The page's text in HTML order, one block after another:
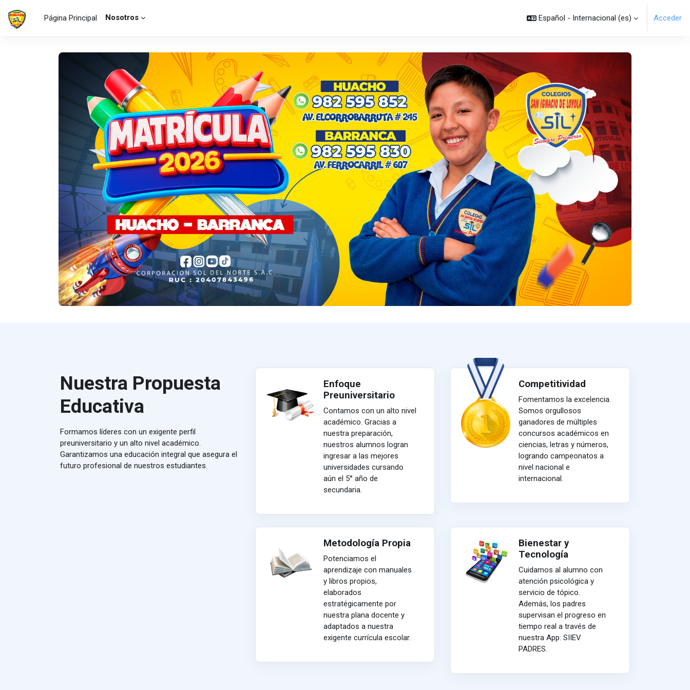
Página Principal
Nosotros Español - Internacional ‎(es)‎ Acceder
Nuestra Propuesta
Educativa
Formamos líderes con un exigente perfil
preuniversitario y un alto nivel académico.
Garantizamos una educación integral que asegura el
futuro profesional de nuestros estudiantes.
Enfoque
Preuniversitario
Contamos con un alto nivel
académico. Gracias a
nuestra preparación,
nuestros alumnos logran
ingresar a las mejores
universidades cursando
aún el 5° año de
secundaria.
Competitividad
Fomentamos la excelencia.
Somos orgullosos
ganadores de múltiples
concursos académicos en
ciencias, letras y números,
logrando campeonatos a
nivel nacional e
internacional.
Metodología Propia
Potenciamos el
aprendizaje con manuales
y libros propios,
elaborados
estratégicamente por
nuestra plana docente y
adaptados a nuestra
exigente currícula escolar.
Bienestar y
Tecnología
Cuidamos al alumno con
atención psicológica y
servicio de tópico.
Además, los padres
supervisan el progreso en
tiempo real a través de
nuestra App: SIIEV
PADRES.